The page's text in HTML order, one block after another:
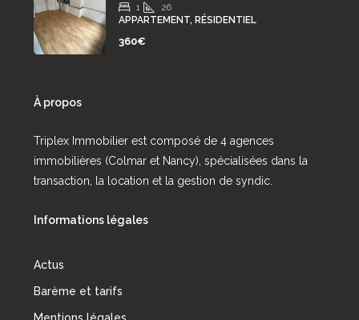
1
26
APPARTEMENT, RÉSIDENTIEL
360€
À propos
Triplex Immobilier est composé de 4 agences
immobilières (Colmar et Nancy), spécialisées dans la
transaction, la location et la gestion de syndic.
Informations légales
Actus
Barème et tarifs